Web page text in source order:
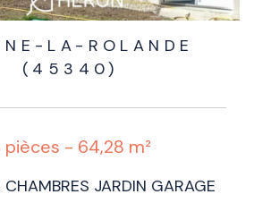
LA-ROLANDE
(45340)
pièces - 64,28 m²
JARDIN GARAGE